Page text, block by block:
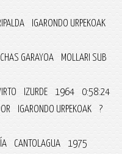
IGARONDO URPEKOAK
GARAYOA MOLLARI SUB
VIRTO IZURDE 1964 0:58:24
IGARONDO URPEKOAK ?
CANTOLAGUA 1975